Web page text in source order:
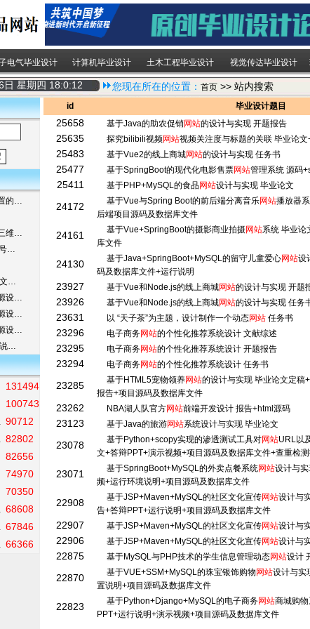
电气毕业设计 计算机毕业设计 土木工程毕业设计 视觉传达毕业设计
日 星期四 18:0:12 您现在所在的位置： 首页 >> 站内搜索
的…
维…
…
文…
设…
设…
设…
说…
131494
100743
90712
82802
82656
74970
70350
68608
67846
66366
id 毕业设计题目
25658 基于Java的助农促销网站的设计与实现 开题报告
25635
探究bilibili视频网站视频关注度与标题的关联 毕业论
25483
基于Vue2的线上商城网站的设计与实现 任务书
25477
基于SpringBoot的现代化电影售票网站管理系统 源码
25411
基于PHP+MySQL的食品网站设计与实现 毕业论文
24172
基于Vue与Spring Boot的前后端分离音乐网站播放器
后端项目源码及数据库文件
24161 基于Vue+SpringBoot的摄影商业拍摄网站系统 毕业论
库文件
24130 基于Java+SpringBoot+MySQL的留守儿童爱心网站设
码及数据库文件+运行说明
23927
基于Vue和Node.js的线上商城网站的设计与实现 开题
23926
基于Vue和Node.js的线上商城网站的设计与实现 任务
23631
以 “天子茶”为主题，设计制作一个动态网站 任务书
23296
电子商务网站的个性化推荐系统设计 文献综述
23295
电子商务网站的个性化推荐系统设计 开题报告
23294
电子商务网站的个性化推荐系统设计 任务书
23285
基于HTML5宠物领养网站的设计与实现 毕业论文定稿
报告+项目源码及数据库文件
23262
NBA湖人队官方网站前端开发设计 报告+html源码
23123
基于Java的旅游网站系统设计与实现 毕业论文
23078
基于Python+scopy实现的渗透测试工具对网站URL以
文+答辩PPT+演示视频+项目源码及数据库文件+查重检
23071 基于SpringBoot+MySQL的外卖点餐系统网站设计与
频+运行环境说明+项目源码及数据库文件
22908 基于JSP+Maven+MySQL的社区文化宣传网站设计与
告+答辩PPT+运行说明+项目源码及数据库文件
22907
基于JSP+Maven+MySQL的社区文化宣传网站设计与
22906
基于JSP+Maven+MySQL的社区文化宣传网站设计与
22875
基于MySQL与PHP技术的学生信息管理动态网站设计
22870
基于VUE+SSM+MySQL的珠宝银饰购物 网站设计与实
置说明+项目源码及数据库文件
22823 基于Python+Django+MySQL的电子商务网站商城购
PPT+运行说明+演示视频+项目源码及数据库文件